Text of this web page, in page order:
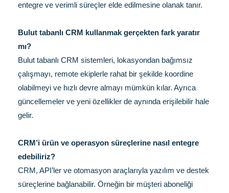
entegre ve verimli süreçler elde edilmesine olanak tanır.
Bulut tabanlı CRM kullanmak gerçekten fark yaratır
mı?
Bulut tabanlı CRM sistemleri, lokasyondan bağımsız
çalışmayı, remote ekiplerle rahat bir şekilde koordine
olabilmeyi ve hızlı devre almayı mümkün kılar. Ayrıca
güncellemeler ve yeni özellikler de aynında erişilebilir hale
gelir.
CRM’i ürün ve operasyon süreçlerine nasıl entegre
edebiliriz?
CRM, API’ler ve otomasyon araçlarıyla yazılım ve destek
süreçlerine bağlanabilir. Örneğin bir müşteri aboneliği